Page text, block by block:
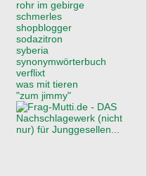
rohr im gebirge
schmerles
shopblogger
sodazitron
syberia
synonymwörterbuch
verflixt
was mit tieren
"zum jimmy"